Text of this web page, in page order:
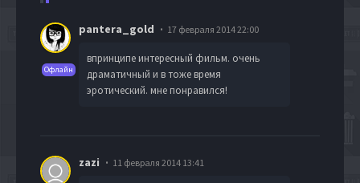
Офлайн
pantera_gold 17 февраля 2014 22:00
впринципе интересный фильм. очень
драматичный и в тоже время
эротический. мне понравился!
zazi 11 февраля 2014 13:41